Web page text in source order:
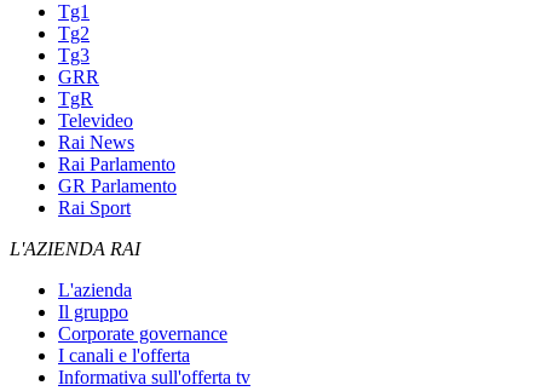
Tg1
Tg2
Tg3
GRR
TgR
Televideo
Rai News
Rai Parlamento
GR Parlamento
Rai Sport
L'AZIENDA RAI
L'azienda
Il gruppo
Corporate governance
I canali e l'offerta
Informativa sull'offerta tv